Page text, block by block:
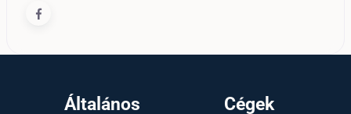
Általános Cégek